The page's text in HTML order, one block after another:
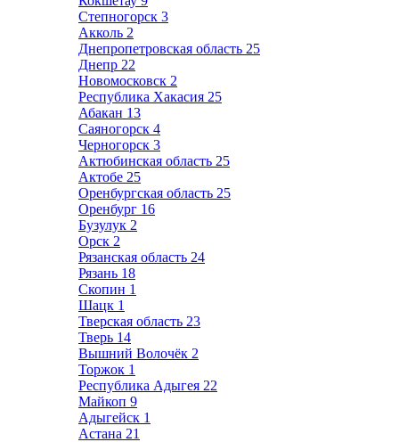
Степногорск 3
Акколь 2
Днепропетровская область 25
Днепр 22
Новомосковск 2
Республика Хакасия 25
Абакан 13
Саяногорск 4
Черногорск 3
Актюбинская область 25
Актобе 25
Оренбургская область 25
Оренбург 16
Бузулук 2
Орск 2
Рязанская область 24
Рязань 18
Скопин 1
Шацк 1
Тверская область 23
Тверь 14
Вышний Волочёк 2
Торжок 1
Республика Адыгея 22
Майкоп 9
Адыгейск 1
Астана 21